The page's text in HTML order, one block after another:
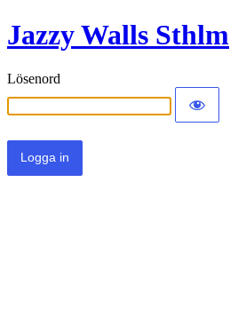
Jazzy Walls Sthlm
Lösenord